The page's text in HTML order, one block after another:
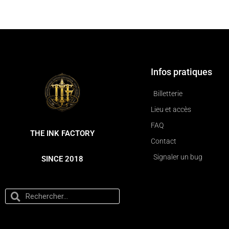
THE INK FACTORY
SINCE 2018
Infos pratiques
Billetterie
Lieu et accès
FAQ
Contact
Signaler un bug